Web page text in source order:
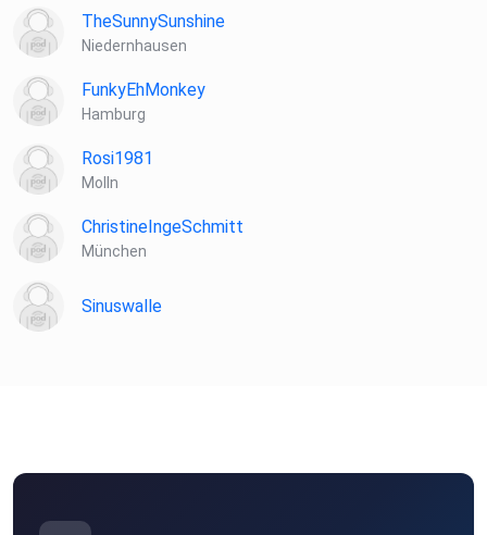
Links zu Lars:
Die neue Website: https://lars-amend.de/
Lars auf Instagram: www.instagram.com/larsamend/
TheSunnySunshine
Niedernhausen
FunkyEhMonkey
Hamburg
Rosi1981
Molln
ChristineIngeSchmitt
München
Sinuswalle